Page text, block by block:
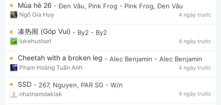
Mùa hè 26 - Đen Vâu, Pink Frog - Pink Frog, Đen Vâu
Ngô Gia Huy 4 ngày trước
凑热闹 (Góp Vui) - By2 - By2
lukehustset 4 ngày trước
Cheetah with a broken leg - Alec Benjamin - Alec Benjamin
Phạm Hoàng Tuấn Anh 4 ngày trước
SSD - 267, Nguyen, PAR SG - W/n
nhatnamdaklak 4 ngày trước